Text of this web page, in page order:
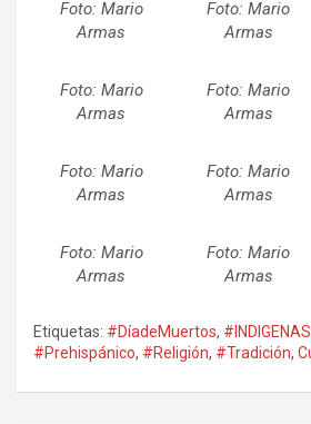
Foto: Mario
Armas
Foto: Mario
Armas
Foto: Mario
Armas
Foto: Mario
Armas
Foto: Mario
Armas
Foto: Mario
Armas
Foto: Mario
Armas
Foto: Mario
Armas
Etiquetas: #DíadeMuertos, #INDIGENAS
#Prehispánico, #Religión, #Tradición,